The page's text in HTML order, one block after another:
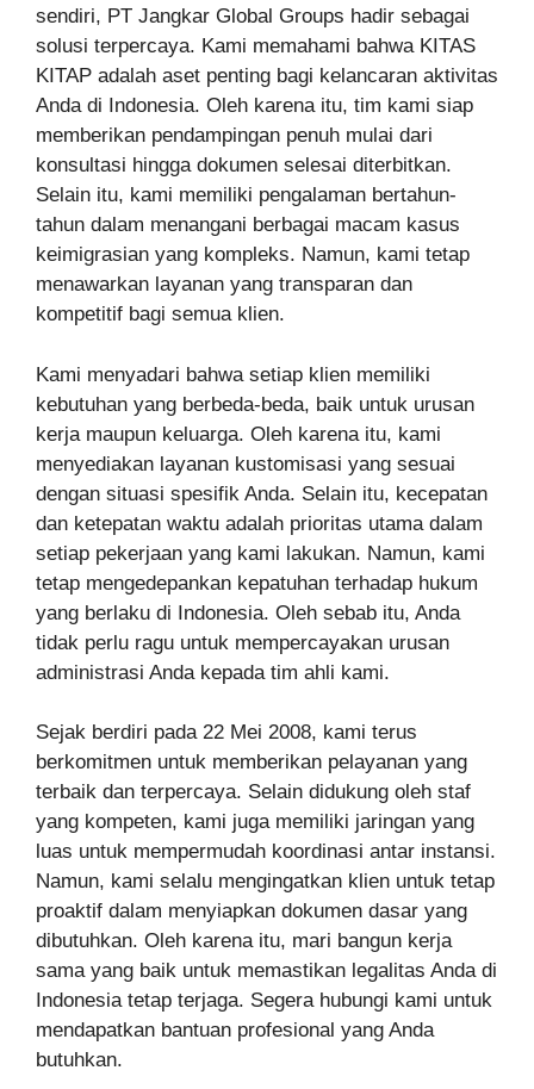
sendiri, PT Jangkar Global Groups hadir sebagai
solusi terpercaya. Kami memahami bahwa KITAS
KITAP adalah aset penting bagi kelancaran aktivitas
Anda di Indonesia. Oleh karena itu, tim kami siap
memberikan pendampingan penuh mulai dari
konsultasi hingga dokumen selesai diterbitkan.
Selain itu, kami memiliki pengalaman bertahun-
tahun dalam menangani berbagai macam kasus
keimigrasian yang kompleks. Namun, kami tetap
menawarkan layanan yang transparan dan
kompetitif bagi semua klien.
Kami menyadari bahwa setiap klien memiliki
kebutuhan yang berbeda-beda, baik untuk urusan
kerja maupun keluarga. Oleh karena itu, kami
menyediakan layanan kustomisasi yang sesuai
dengan situasi spesifik Anda. Selain itu, kecepatan
dan ketepatan waktu adalah prioritas utama dalam
setiap pekerjaan yang kami lakukan. Namun, kami
tetap mengedepankan kepatuhan terhadap hukum
yang berlaku di Indonesia. Oleh sebab itu, Anda
tidak perlu ragu untuk mempercayakan urusan
administrasi Anda kepada tim ahli kami.
Sejak berdiri pada 22 Mei 2008, kami terus
berkomitmen untuk memberikan pelayanan yang
terbaik dan terpercaya. Selain didukung oleh staf
yang kompeten, kami juga memiliki jaringan yang
luas untuk mempermudah koordinasi antar instansi.
Namun, kami selalu mengingatkan klien untuk tetap
proaktif dalam menyiapkan dokumen dasar yang
dibutuhkan. Oleh karena itu, mari bangun kerja
sama yang baik untuk memastikan legalitas Anda di
Indonesia tetap terjaga. Segera hubungi kami untuk
mendapatkan bantuan profesional yang Anda
butuhkan.